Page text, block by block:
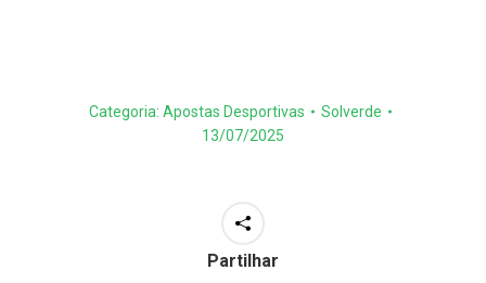
Categoria: Apostas Desportivas
Solverde
13/07/2025
Partilhar